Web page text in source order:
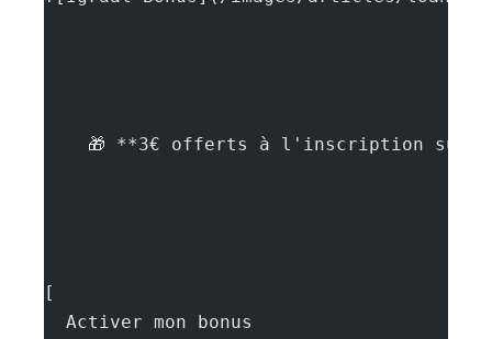
🎁 **3€ offerts à l'inscription sur
[
  Activer mon bonus